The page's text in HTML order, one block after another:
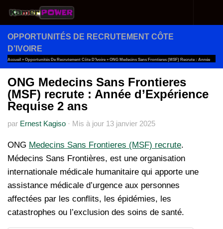
Au dessous du contenu
OPPORTUNITÉS DE RECRUTEMENT CÔTE
D’IVOIRE
Accueil » Opportunités De Recrutement Côte D’Ivoire » ONG Medecins Sans Frontieres (MSF) Recrute : Année
D’Expérience Requise 2 Ans
ONG Medecins Sans Frontieres
(MSF) recrute : Année d’Expérience
Requise 2 ans
par Ernest Kagiso · Mis à jour 13 janvier 2025
ONG Medecins Sans Frontieres (MSF) recrute.
Médecins Sans Frontières, est une organisation
internationale médicale humanitaire qui apporte une
assistance médicale d’urgence aux personnes
affectées par les conflits, les épidémies, les
catastrophes ou l’exclusion des soins de santé.